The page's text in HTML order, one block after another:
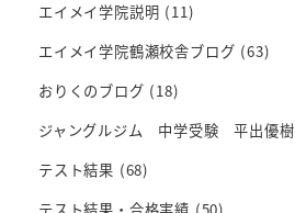
エイメイ学院説明 (11)
エイメイ学院鶴瀬校舎ブログ (63)
おりくのブログ (18)
ジャングルジム 中学受験 平出優樹
テスト結果 (68)